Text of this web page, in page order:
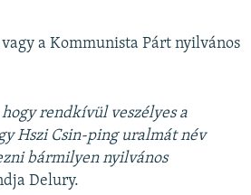
a Kommunista Párt nyilvános
rendkívül veszélyes a
Hszi Csin-ping uralmát név
bármilyen nyilvános
Delury.